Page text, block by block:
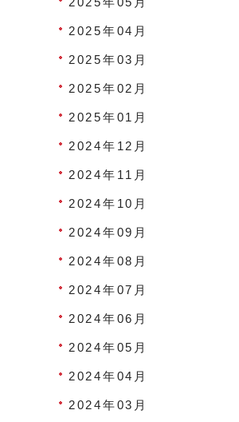
2025年04月
2025年03月
2025年02月
2025年01月
2024年12月
2024年11月
2024年10月
2024年09月
2024年08月
2024年07月
2024年06月
2024年05月
2024年04月
2024年03月